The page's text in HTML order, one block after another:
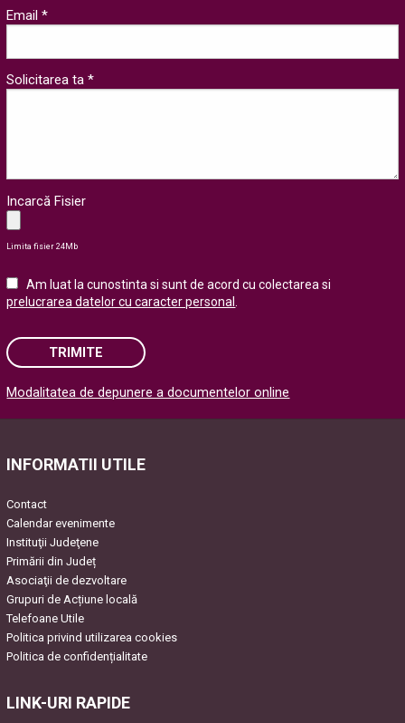
Email *
Solicitarea ta *
Incarcă Fisier
Limita fisier 24Mb
Am luat la cunostinta si sunt de acord cu colectarea si
prelucrarea datelor cu caracter personal
TRIMITE
Please leave this field empty.
Modalitatea de depunere a documentelor online
INFORMATII UTILE
Contact
Calendar evenimente
Instituţii Judeţene
Primării din Județ
Asociaţii de dezvoltare
Grupuri de Acțiune locală
Telefoane Utile
Politica privind utilizarea cookies
Politica de confidențialitate
LINK-URI RAPIDE